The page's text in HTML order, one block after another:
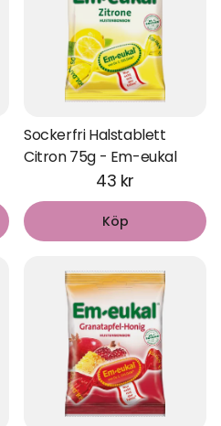
Sockerfri Halstablett
Citron 75g - Em-eukal
43 kr
Köp